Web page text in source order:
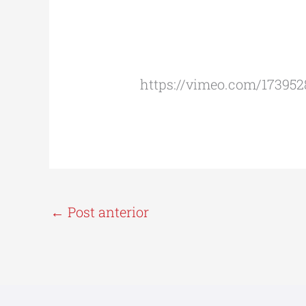
https://vimeo.com/
← Post anterior